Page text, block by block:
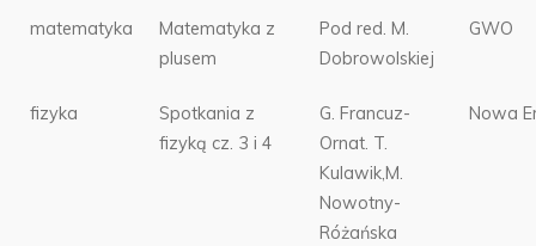
matematyka
Matematyka z
plusem
Pod red. M.
Dobrowolskiej
GWO
fizyka
Spotkania z
fizyką cz. 3 i 4
G. Francuz-
Ornat. T.
Kulawik,M.
Nowotny-
Różańska
Nowa